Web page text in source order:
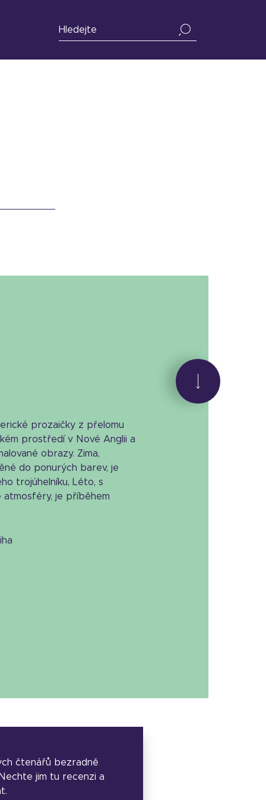
prozaičky z přelomu
prostředí v Nové Anglii a
obrazy. Zima,
do ponurých barev, je
trojúhelníku, Léto, s
atmosféry, je příběhem
čtenářů bezradně
jim tu recenzi a